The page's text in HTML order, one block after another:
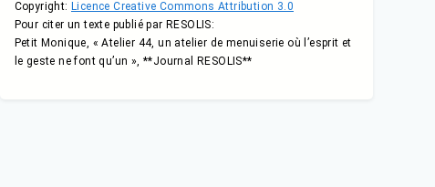
Copyright: Licence Creative Commons Attribution 3.0
Pour citer un texte publié par RESOLIS:
Petit Monique, « Atelier 44, un atelier de menuiserie où l’esprit et
le geste ne font qu’un », **Journal RESOLIS**